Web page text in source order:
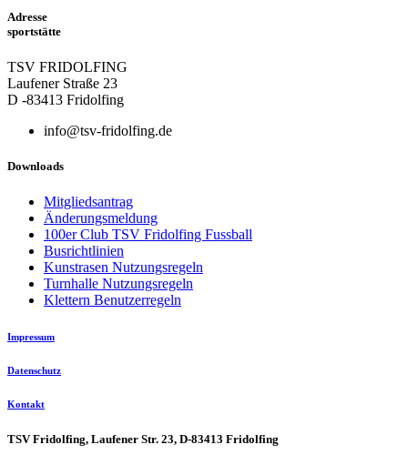
Adresse
sportstätte
TSV FRIDOLFING
Laufener Straße 23
D -83413 Fridolfing
info@tsv-fridolfing.de
Downloads
Mitgliedsantrag
Änderungsmeldung
100er Club TSV Fridolfing Fussball
Busrichtlinien
Kunstrasen Nutzungsregeln
Turnhalle Nutzungsregeln
Klettern Benutzerregeln
Impressum
Datenschutz
Kontakt
TSV Fridolfing, Laufener Str. 23, D-83413 Fridolfing